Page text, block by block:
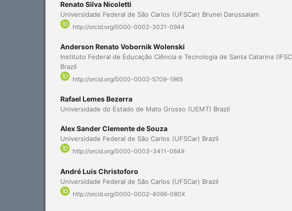
Renato Silva Nicoletti
Universidade Federal de São Carlos (UFSCar) Brunei Darussalam
http://orcid.org/0000-0002-3021-0944
Anderson Renato Vobornik Wolenski
Instituto Federal de Educação Ciência e Tecnologia de Santa Catarina
Brazil
http://orcid.org/0000-0002-5709-1965
Rafael Lemes Bezerra
Universidade do Estado de Mato Grosso (UEMT) Brazil
Alex Sander Clemente de Souza
Universidade Federal de São Carlos (UFSCar) Brazil
http://orcid.org/0000-0003-3411-0649
André Luis Christoforo
Universidade Federal de São Carlos (UFSCar) Brazil
http://orcid.org/0000-0002-4066-080X